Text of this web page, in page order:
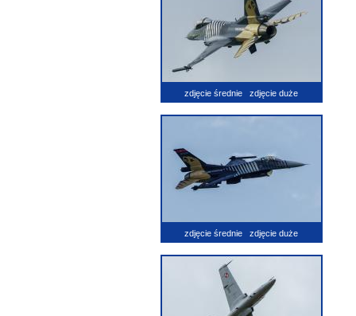
zdjęcie średnie zdjęcie duże
zdjęcie średnie zdjęcie duże